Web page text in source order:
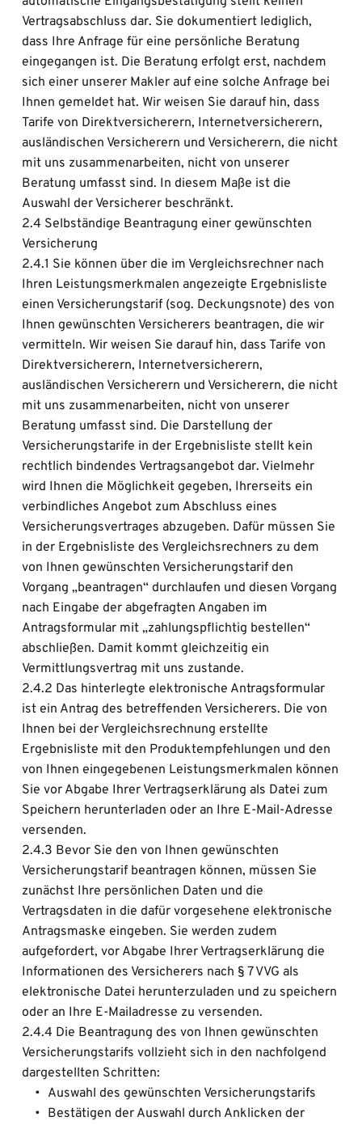
Vertragsabschluss dar. Sie dokumentiert lediglich,
dass Ihre Anfrage für eine persönliche Beratung
eingegangen ist. Die Beratung erfolgt erst, nachdem
sich einer unserer Makler auf eine solche Anfrage bei
Ihnen gemeldet hat. Wir weisen Sie darauf hin, dass
Tarife von Direktversicherern, Internetversicherern,
ausländischen Versicherern und Versicherern, die nicht
mit uns zusammenarbeiten, nicht von unserer
Beratung umfasst sind. In diesem Maße ist die
Auswahl der Versicherer beschränkt.
2.4 Selbständige Beantragung einer gewünschten
Versicherung
2.4.1 Sie können über die im Vergleichsrechner nach
Ihren Leistungsmerkmalen angezeigte Ergebnisliste
einen Versicherungstarif (sog. Deckungsnote) des von
Ihnen gewünschten Versicherers beantragen, die wir
vermitteln. Wir weisen Sie darauf hin, dass Tarife von
Direktversicherern, Internetversicherern,
ausländischen Versicherern und Versicherern, die nicht
mit uns zusammenarbeiten, nicht von unserer
Beratung umfasst sind. Die Darstellung der
Versicherungstarife in der Ergebnisliste stellt kein
rechtlich bindendes Vertragsangebot dar. Vielmehr
wird Ihnen die Möglichkeit gegeben, Ihrerseits ein
verbindliches Angebot zum Abschluss eines
Versicherungsvertrages abzugeben. Dafür müssen Sie
in der Ergebnisliste des Vergleichsrechners zu dem
von Ihnen gewünschten Versicherungstarif den
Vorgang „beantragen“ durchlaufen und diesen Vorgang
nach Eingabe der abgefragten Angaben im
Antragsformular mit „zahlungspflichtig bestellen“
abschließen. Damit kommt gleichzeitig ein
Vermittlungsvertrag mit uns zustande.
2.4.2 Das hinterlegte elektronische Antragsformular
ist ein Antrag des betreffenden Versicherers. Die von
Ihnen bei der Vergleichsrechnung erstellte
Ergebnisliste mit den Produktempfehlungen und den
von Ihnen eingegebenen Leistungsmerkmalen können
Sie vor Abgabe Ihrer Vertragserklärung als Datei zum
Speichern herunterladen oder an Ihre E-Mail-Adresse
versenden.
2.4.3 Bevor Sie den von Ihnen gewünschten
Versicherungstarif beantragen können, müssen Sie
zunächst Ihre persönlichen Daten und die
Vertragsdaten in die dafür vorgesehene elektronische
Antragsmaske eingeben. Sie werden zudem
aufgefordert, vor Abgabe Ihrer Vertragserklärung die
Informationen des Versicherers nach § 7 VVG als
elektronische Datei herunterzuladen und zu speichern
oder an Ihre E-Mailadresse zu versenden.
2.4.4 Die Beantragung des von Ihnen gewünschten
Versicherungstarifs vollzieht sich in den nachfolgend
dargestellten Schritten:
Auswahl des gewünschten Versicherungstarifs
Bestätigen der Auswahl durch Anklicken der